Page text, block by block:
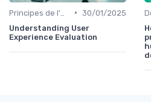
• 30/01/2025
Understanding User
Experience Evaluation